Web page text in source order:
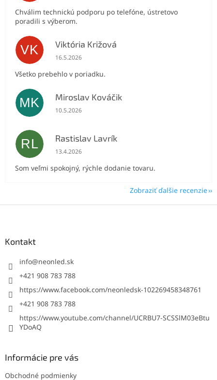
Chválim technickú podporu po telefóne, ústretovo
poradili s výberom.
VK Viktória Križová
Hodnotenie obchodu je 5 z 5 hviezdičiek.
16.5.2026
Všetko prebehlo v poriadku.
MK Miroslav Kováčik
Hodnotenie obchodu je 5 z 5 hviezdičiek.
10.5.2026
RL Rastislav Lavrík
Hodnotenie obchodu je 5 z 5 hviezdičiek.
13.4.2026
Som veľmi spokojný, rýchle dodanie tovaru.
Zobraziť ďalšie recenzie
Kontakt
info@neonled.sk
+421 908 783 788
https://www.facebook.com/neonledsk-102269458348761
+421 908 783 788
https://www.youtube.com/channel/UCRBU7-SCSSlM03eBtu
YDoAQ
Informácie pre vás
Obchodné podmienky